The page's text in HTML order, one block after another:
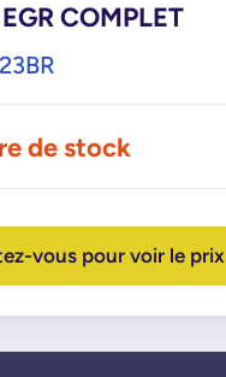
COMPLET
de stock
vous pour voir le prix